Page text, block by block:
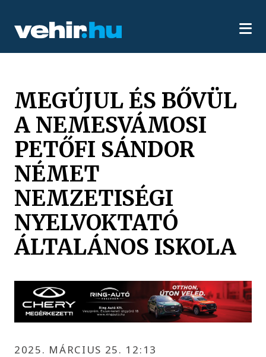
MEGÚJUL ÉS BŐVÜL
A NEMESVÁMOSI
PETŐFI SÁNDOR
NÉMET
NEMZETISÉGI
NYELVOKTATÓ
ÁLTALÁNOS ISKOLA
2025. MÁRCIUS 25. 12:13